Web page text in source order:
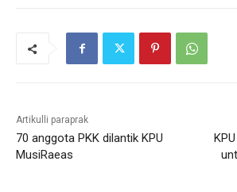
Artikulli paraprak
70 anggota PKK dilantik KPU
MusiRaeas